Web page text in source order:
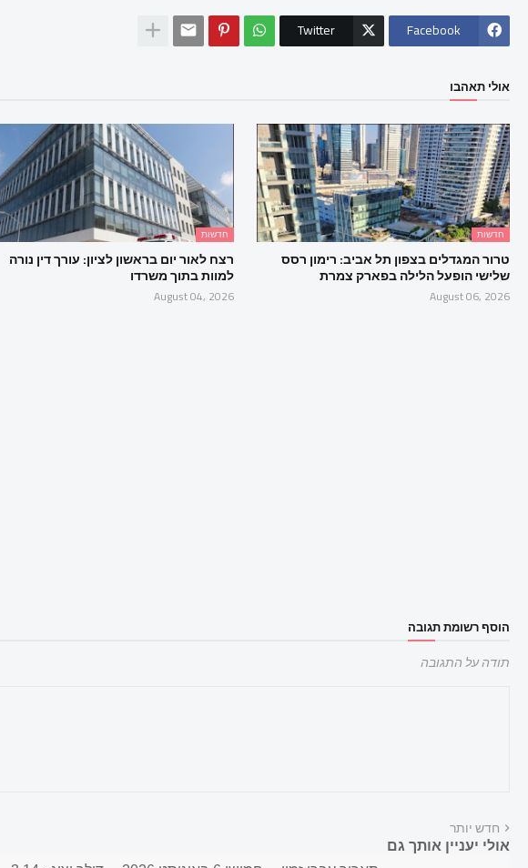
Facebook
Twitter
אולי תאהבו
חדשות
טרור המגדלים בצפון תל אביב: רימון רסס
שלישי הופעל הלילה בפארק צמרת
August 06, 2026
חדשות
רצח לאור יום בראשון לציון: עורך דין נורה
למוות בתוך משרדו
August 04, 2026
הוסף רשומת תגובה
תודה על התגובה
חדש יותר
אולי יעניין אותך גם